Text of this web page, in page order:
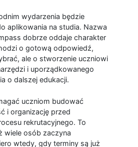
wydarzenia będzie
aplikowania na studia. Nazwa
dobrze oddaje charakter
o gotową odpowiedź,
ale o stworzenie uczniowi
i uporządkowanego
o dalszej edukacji.
uczniom budować
i organizację przed
rekrutacyjnego. To
wiele osób zaczyna
wtedy, gdy terminy są już